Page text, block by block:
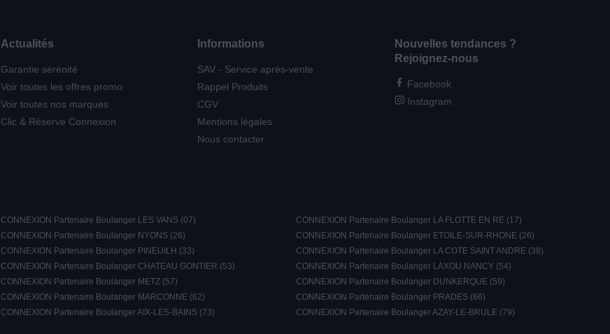
Actualités
Garantie sérénité
Voir toutes les offres promo
Voir toutes nos marques
Clic & Réserve Connexion
Informations
SAV - Service après-vente
Rappel Produits
CGV
Mentions légales
Nous contacter
Nouvelles tendances ?
Rejoignez-nous
Facebook
Instagram
CONNEXION Partenaire Boulanger LES VANS (07)
CONNEXION Partenaire Boulanger LA FLOTTE EN RE (17)
CONNEXION Partenaire Boulanger NYONS (26)
CONNEXION Partenaire Boulanger ETOILE-SUR-RHONE (26)
CONNEXION Partenaire Boulanger PINEUILH (33)
CONNEXION Partenaire Boulanger LA COTE SAINT ANDRE (38)
CONNEXION Partenaire Boulanger CHATEAU GONTIER (53)
CONNEXION Partenaire Boulanger LAXOU NANCY (54)
CONNEXION Partenaire Boulanger METZ (57)
CONNEXION Partenaire Boulanger DUNKERQUE (59)
CONNEXION Partenaire Boulanger MARCONNE (62)
CONNEXION Partenaire Boulanger PRADES (66)
CONNEXION Partenaire Boulanger AIX-LES-BAINS (73)
CONNEXION Partenaire Boulanger AZAY-LE-BRULE (79)